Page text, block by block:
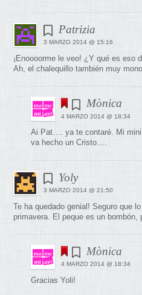
Patrizia
3 MARZO 2014 @ 15:16
¡Enoooorme le veo! ¿Y qué es eso
Ah, el chalequillo también muy
Mònica
4 MARZO 2014 @ 18:34
Ai Pat…. ya te contaré. Mi
va hecho un Cristo….
Yoly
3 MARZO 2014 @ 21:50
Te ha quedado genial! Seguro que
primavera. El peque es un bombón,
Mònica
4 MARZO 2014 @ 18:34
Gracias Yoli!